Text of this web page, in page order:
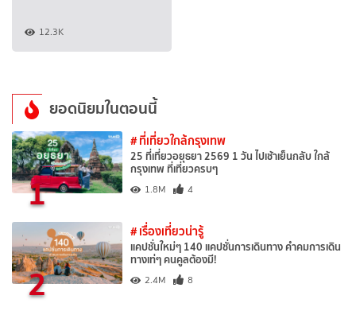
12.3K
ยอดนิยมในตอนนี้
1
# ที่เที่ยวใกล้กรุงเทพ
25 ที่เที่ยวอยุธยา 2569 1 วัน ไปเช้าเย็นกลับ ใกล้
กรุงเทพ ที่เที่ยวครบๆ
1.8M 4
2
# เรื่องเที่ยวน่ารู้
แคปชั่นใหม่ๆ 140 แคปชั่นการเดินทาง คำคมการเดิน
ทางเท่ๆ คนคูลต้องมี!
2.4M 8